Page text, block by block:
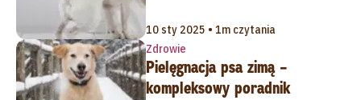
10 sty 2025 • 1m czytania
Zdrowie
Pielęgnacja psa zimą –
kompleksowy poradnik